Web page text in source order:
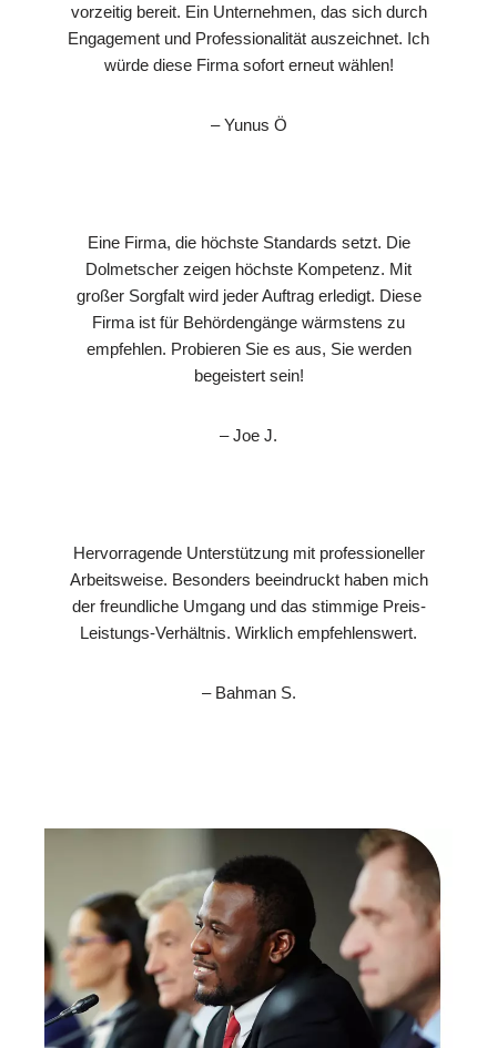
vorzeitig bereit. Ein Unternehmen, das sich durch
Engagement und Professionalität auszeichnet. Ich
würde diese Firma sofort erneut wählen!
– Yunus Ö
Eine Firma, die höchste Standards setzt. Die
Dolmetscher zeigen höchste Kompetenz. Mit
großer Sorgfalt wird jeder Auftrag erledigt. Diese
Firma ist für Behördengänge wärmstens zu
empfehlen. Probieren Sie es aus, Sie werden
begeistert sein!
– Joe J.
Hervorragende Unterstützung mit professioneller
Arbeitsweise. Besonders beeindruckt haben mich
der freundliche Umgang und das stimmige Preis-
Leistungs-Verhältnis. Wirklich empfehlenswert.
– Bahman S.